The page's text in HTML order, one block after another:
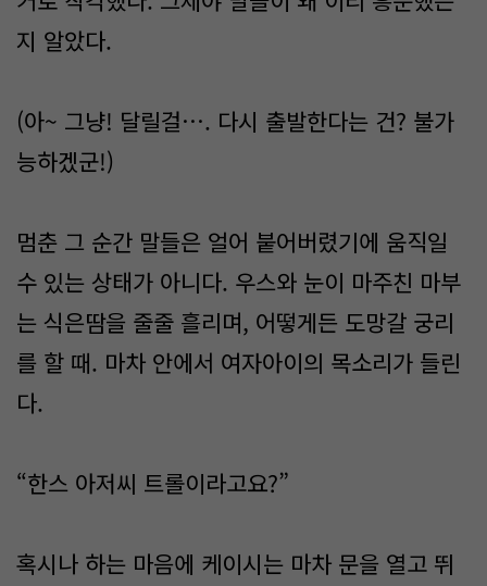
지 알았다.
(아~ 그냥! 달릴걸…. 다시 출발한다는 건? 불가
능하겠군!)
멈춘 그 순간 말들은 얼어 붙어버렸기에 움직일
수 있는 상태가 아니다. 우스와 눈이 마주친 마부
는 식은땀을 줄줄 흘리며, 어떻게든 도망갈 궁리
를 할 때. 마차 안에서 여자아이의 목소리가 들린
다.
“한스 아저씨 트롤이라고요?”
혹시나 하는 마음에 케이시는 마차 문을 열고 뛰